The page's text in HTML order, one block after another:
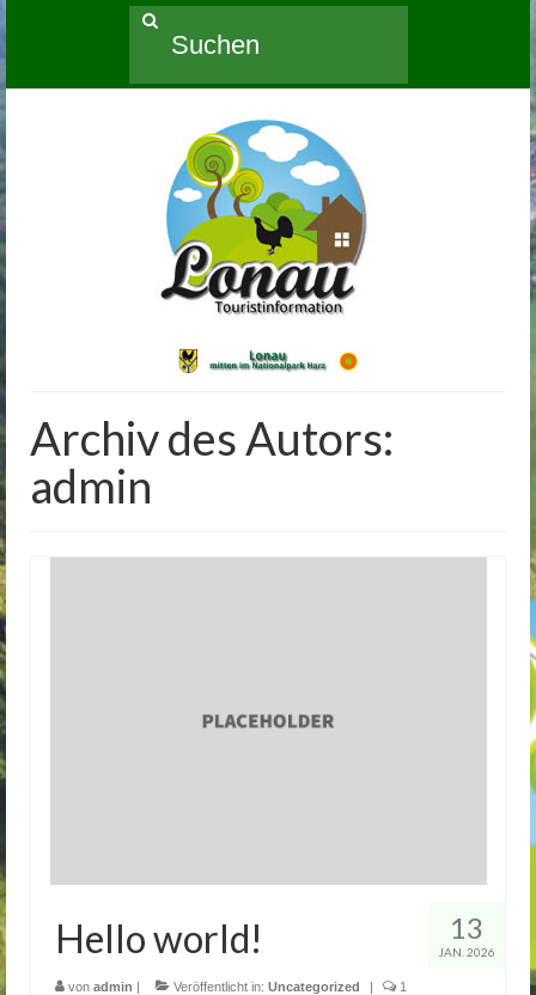
Suche
nach:
Archiv des Autors:
admin
13
JAN. 2026
Hello world!
von admin | Veröffentlicht in: Uncategorized | 1